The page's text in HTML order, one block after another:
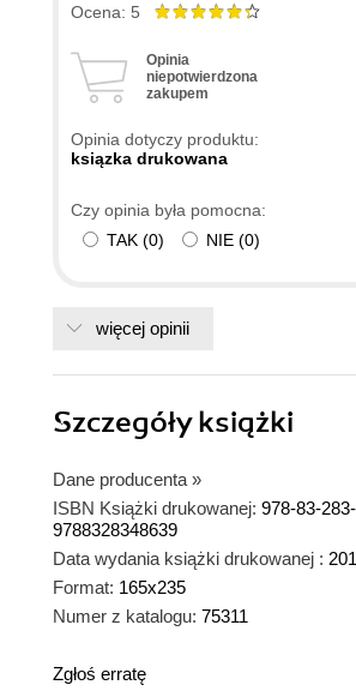
Ocena: 5
Opinia
niepotwierdzona
zakupem
Opinia dotyczy produktu:
ksiązka drukowana
Czy opinia była pomocna:
TAK (0) NIE (0)
więcej opinii
Szczegółyksiążki
Dane producenta »
ISBN Książki drukowanej: 978-83-
9788328348639
Data wydania książki drukowanej :
Format: 165x235
Numer z katalogu: 75311
Zgłoś erratę